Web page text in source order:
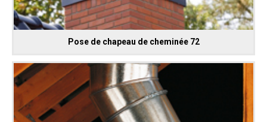
Pose de chapeau de cheminée 72